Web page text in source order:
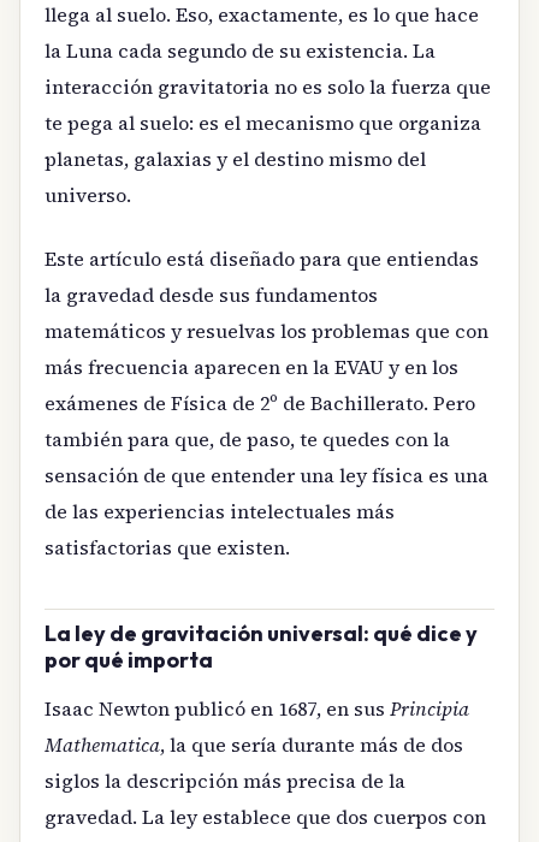
llega al suelo. Eso, exactamente, es lo que hace
la Luna cada segundo de su existencia. La
interacción gravitatoria no es solo la fuerza que
te pega al suelo: es el mecanismo que organiza
planetas, galaxias y el destino mismo del
universo.
Este artículo está diseñado para que entiendas
la gravedad desde sus fundamentos
matemáticos y resuelvas los problemas que con
más frecuencia aparecen en la EVAU y en los
exámenes de Física de 2º de Bachillerato. Pero
también para que, de paso, te quedes con la
sensación de que entender una ley física es una
de las experiencias intelectuales más
satisfactorias que existen.
La ley de gravitación universal: qué dice y
por qué importa
Isaac Newton publicó en 1687, en sus Principia
Mathematica, la que sería durante más de dos
siglos la descripción más precisa de la
gravedad. La ley establece que dos cuerpos con